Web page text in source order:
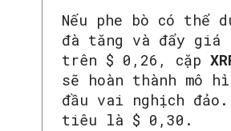
Nếu phe bò có thể
đà tăng và đẩy giá
trên $ 0,26, cặp
sẽ hoàn thành mô
đầu vai nghịch đảo.
tiêu là $ 0,30.